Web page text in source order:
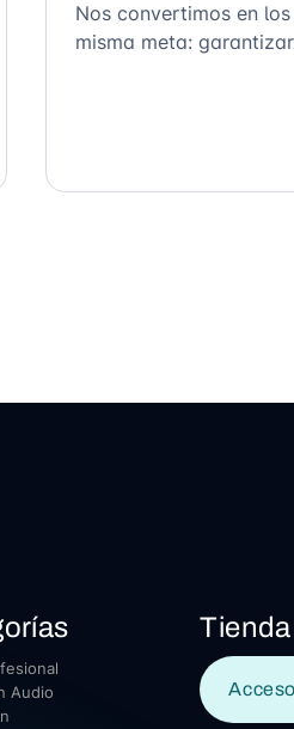
Nos convertimos en
misma meta:
Audio
Tienda